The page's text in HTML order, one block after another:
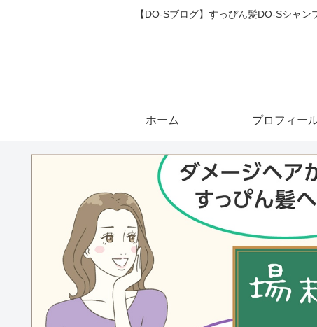
【DO-Sブログ】すっぴん髪DO-Sシャ
ホーム プロフィー